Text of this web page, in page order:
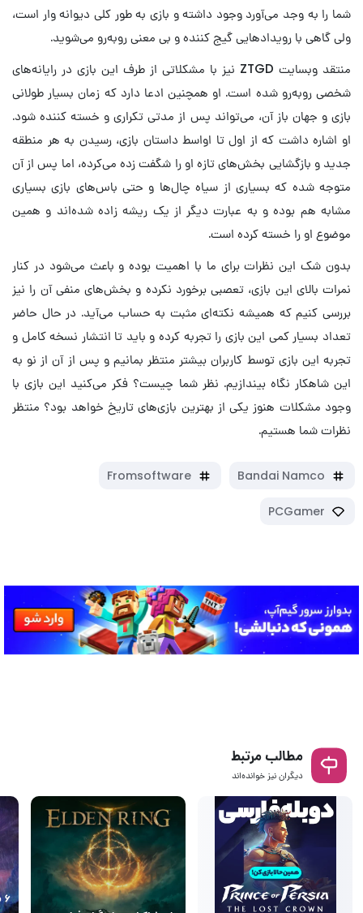
شما را به وجد می‌آورد وجود داشته و بازی به طور کلی دیوانه وار است،
ولی گاهی با رویدادهایی گیج کننده و بی معنی روبه‌رو می‌شوید.
منتقد وبسایت ZTGD نیز با مشکلاتی از طرف این بازی در رایانه‌های
شخصی روبه‌رو شده است. او همچنین ادعا دارد که زمان بسیار طولانی
بازی و جهان باز آن، می‌تواند پس از مدتی تکراری و خسته کننده شود.
او اشاره داشت که از اول تا اواسط داستان بازی، رسیدن به هر منطقه
جدید و بازگشایی بخش‌های تازه او را شگفت زده می‌کرده، اما پس از آن
متوجه شده که بسیاری از سیاه چال‌ها و حتی باس‌های بازی بسیاری
مشابه هم بوده و به عبارت دیگر از یک ریشه زاده شده‌اند و همین
موضوع او را خسته کرده است.
بدون شک این نظرات برای ما با اهمیت بوده و باعث می‌شود در کنار
نمرات بالای این بازی، تعصبی برخورد نکرده و بخش‌های منفی آن را نیز
بررسی کنیم که همیشه نکته‌ای مثبت به حساب می‌آید. در حال حاضر
تعداد بسیار کمی این بازی را تجربه کرده و باید تا انتشار نسخه کامل و
تجربه این بازی توسط کاربران بیشتر منتظر بمانیم و پس از آن از نو به
این شاهکار نگاه بیندازیم. نظر شما چیست؟ فکر می‌کنید این بازی با
وجود مشکلات هنوز یکی از بهترین بازی‌های تاریخ خواهد بود؟ منتظر
نظرات شما هستیم.
Bandai Namco
Fromsoftware
PCGamer
مطالب مرتبط
دیگران نیز خوانده‌اند